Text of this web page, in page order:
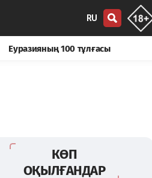
RU
Еуразияның 100 тұлғасы
КӨП
ОҚЫЛҒАНДАР